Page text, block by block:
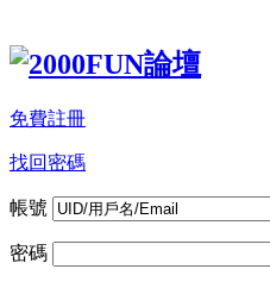
免費註冊
找回密碼
帳號
密碼